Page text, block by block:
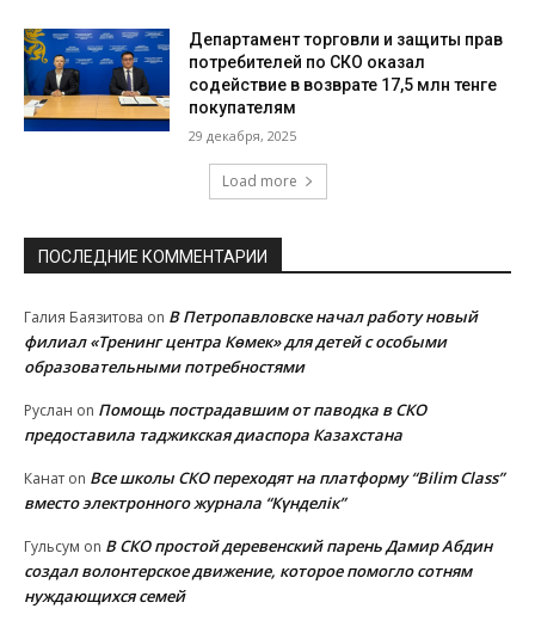
Департамент торговли и защиты прав
потребителей по СКО оказал
содействие в возврате 17,5 млн тенге
покупателям
29 декабря, 2025
Load more
ПОСЛЕДНИЕ КОММЕНТАРИИ
Галия Баязитова on В Петропавловске начал работу новый
филиал «Тренинг центра Көмек» для детей с особыми
образовательными потребностями
Руслан on Помощь пострадавшим от паводка в СКО
предоставила таджикская диаспора Казахстана
Канат on Все школы СКО переходят на платформу “Bilim Class”
вместо электронного журнала “Күнделік”
Гульсум on В СКО простой деревенский парень Дамир Абдин
создал волонтерское движение, которое помогло сотням
нуждающихся семей